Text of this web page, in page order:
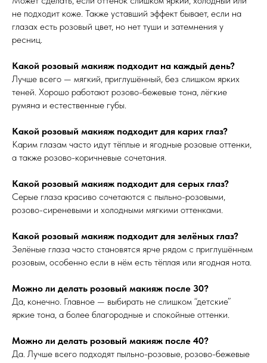
не подходит коже. Также уставший эффект бывает, если на
глазах есть розовый цвет, но нет туши и затемнения у
ресниц.
Какой розовый макияж подходит на каждый день?
Лучше всего — мягкий, приглушённый, без слишком ярких
теней. Хорошо работают розово-бежевые тона, лёгкие
румяна и естественные губы.
Какой розовый макияж подходит для карих глаз?
Карим глазам часто идут тёплые и ягодные розовые оттенки,
а также розово-коричневые сочетания.
Какой розовый макияж подходит для серых глаз?
Серые глаза красиво сочетаются с пыльно-розовыми,
розово-сиреневыми и холодными мягкими оттенками.
Какой розовый макияж подходит для зелёных глаз?
Зелёные глаза часто становятся ярче рядом с приглушённым
розовым, особенно если в нём есть тёплая или ягодная нота.
Можно ли делать розовый макияж после 30?
Да, конечно. Главное — выбирать не слишком “детские”
яркие тона, а более благородные и спокойные оттенки.
Можно ли делать розовый макияж после 40?
Да. Лучше всего подходят пыльно-розовые, розово-бежевые